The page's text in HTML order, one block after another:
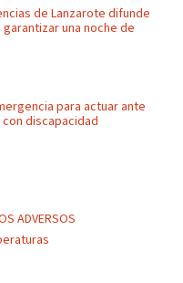
de Lanzarote difunde
una noche de
para actuar ante
discapacidad
ADVERSOS